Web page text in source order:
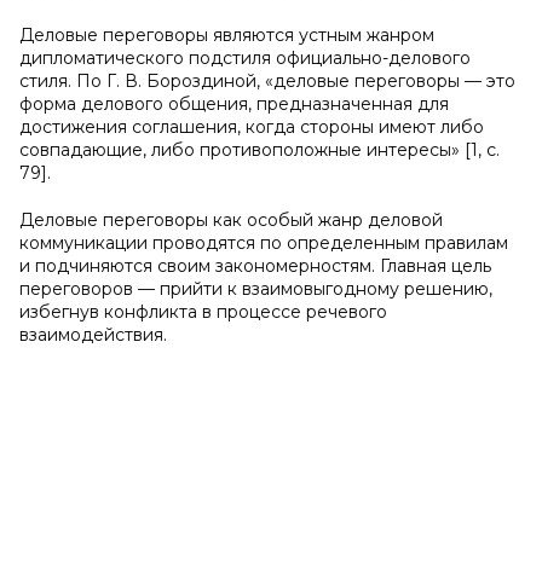
Деловые переговоры являются устным жанром
дипломатического подстиля официально-делового
стиля. По Г. В. Бороздиной, «деловые переговоры — это
форма делового общения, предназначенная для
достижения соглашения, когда стороны имеют либо
совпадающие, либо противоположные интересы» [1, с.
79].
Деловые переговоры как особый жанр деловой
коммуникации проводятся по определенным правилам
и подчиняются своим закономерностям. Главная цель
переговоров — прийти к взаимовыгодному решению,
избегнув конфликта в процессе речевого
взаимодействия.